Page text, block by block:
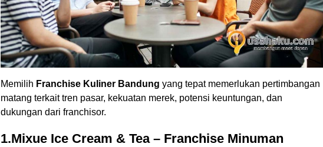
Memilih Franchise Kuliner Bandung yang tepat memerlukan pertimbangan
matang terkait tren pasar, kekuatan merek, potensi keuntungan, dan
dukungan dari franchisor.
1.Mixue Ice Cream & Tea – Franchise Minuman